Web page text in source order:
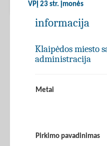
VPĮ 23 str. įmonės
informacija
Klaipėdos miesto
administracija
Metai
Pirkimo pavadinimas